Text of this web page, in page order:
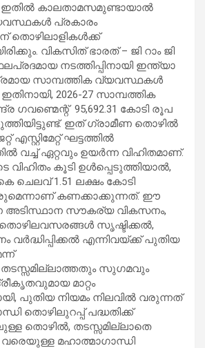
കാലതാമസമുണ്ടായാൽ
പ്രകാരം
തൊഴിലാളികൾക്ക്
വികസിത് ഭാരത് – ജി റാം ജി
നടത്തിപ്പിനായി ഇന്ത്യാ
സാമ്പത്തിക വ്യവസ്ഥകൾ
ഇതിനായി, 2026-27 സാമ്പത്തിക
ഗവണ്മെന്റ് 95,692.31 കോടി രൂപ
ഇത് ഗ്രാമീണ തൊഴിൽ
എസ്റ്റിമേറ്റ് ഘട്ടത്തിൽ
വച്ച് ഏറ്റവും ഉയർന്ന വിഹിതമാണ്.
കൂടി ഉൾപ്പെടുത്തിയാൽ,
ചെലവ് 1.51 ലക്ഷം കോടി
കണക്കാക്കുന്നത്. ഈ
അടിസ്ഥാന സൗകര്യ വികസനം,
സൃഷ്ടിക്കൽ,
വർദ്ധിപ്പിക്കൽ എന്നിവയ്ക്ക് പുതിയ
തടസ്സമില്ലാത്തതും സുഗമവും
മാറ്റം
പുതിയ നിയമം നിലവിൽ വരുന്നത്
തൊഴിലുറപ്പ് പദ്ധതിക്ക്
തൊഴിൽ, തടസ്സമില്ലാതെ
മഹാത്മാഗാന്ധി